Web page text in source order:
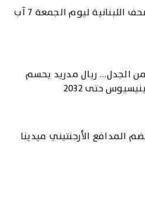
عناوين الصحف اللبنانية ليوم الجمعة 7 آب
الجدل… ريال مدريد يحسم
حتى 2032
المدافع الأرجنتيني ميدينا